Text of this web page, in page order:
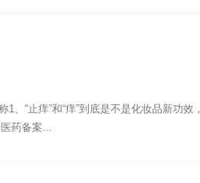
、“止痒”和“痒”到底是不是化妆品新功效
医药备案...